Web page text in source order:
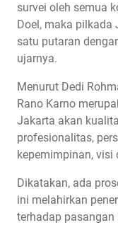
survei oleh semua
Doel, maka
satu putaran
ujarnya.
Menurut Dedi
Rano Karno
Jakarta akan
profesionalitas,
kepemimpinan,
Dikatakan, ada
ini melahirkan
terhadap pasangan